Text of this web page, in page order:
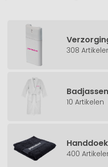
308
Badjassen
10 Artikelen
400